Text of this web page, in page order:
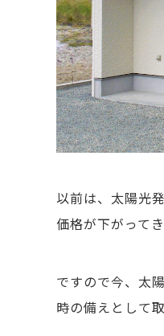
以前は、太陽光
価格が下がって
ですので今、太
時の備えとして